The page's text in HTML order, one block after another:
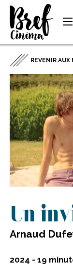
REVENIR AUX
Un
Arnaud
2024 - 19